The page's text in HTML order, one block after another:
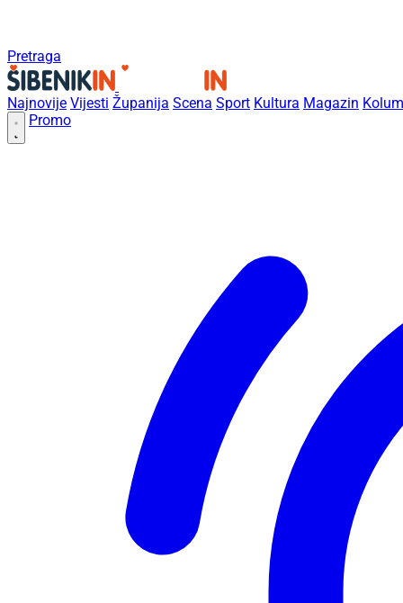
Pretraga
Najnovije Vijesti Županija Scena Sport Kultura Magazin
Promo